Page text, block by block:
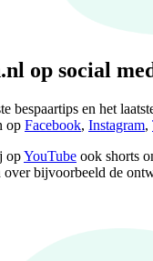
op social
bespaartips en het
op Facebook, Instagram,
opYouTube ook shorts
over bijvoorbeeld de